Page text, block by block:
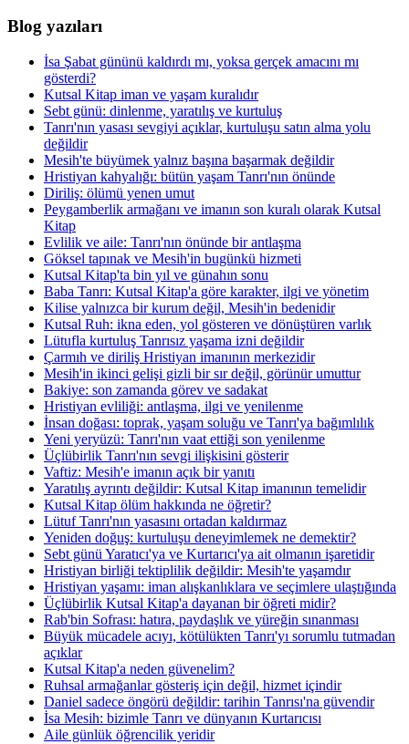
Blog yazıları
İsa Şabat gününü kaldırdı mı, yoksa gerçek amacını mı
gösterdi?
Kutsal Kitap iman ve yaşam kuralıdır
Sebt günü: dinlenme, yaratılış ve kurtuluş
Tanrı'nın yasası sevgiyi açıklar, kurtuluşu satın alma yolu
değildir
Mesih'te büyümek yalnız başına başarmak değildir
Hristiyan kahyalığı: bütün yaşam Tanrı'nın önünde
Diriliş: ölümü yenen umut
Peygamberlik armağanı ve imanın son kuralı olarak Kutsal
Kitap
Evlilik ve aile: Tanrı'nın önünde bir antlaşma
Göksel tapınak ve Mesih'in bugünkü hizmeti
Kutsal Kitap'ta bin yıl ve günahın sonu
Baba Tanrı: Kutsal Kitap'a göre karakter, ilgi ve yönetim
Kilise yalnızca bir kurum değil, Mesih'in bedenidir
Kutsal Ruh: ikna eden, yol gösteren ve dönüştüren varlık
Lütufla kurtuluş Tanrısız yaşama izni değildir
Çarmıh ve diriliş Hristiyan imanının merkezidir
Mesih'in ikinci gelişi gizli bir sır değil, görünür umuttur
Bakiye: son zamanda görev ve sadakat
Hristiyan evliliği: antlaşma, ilgi ve yenilenme
İnsan doğası: toprak, yaşam soluğu ve Tanrı'ya bağımlılık
Yeni yeryüzü: Tanrı'nın vaat ettiği son yenilenme
Üçlübirlik Tanrı'nın sevgi ilişkisini gösterir
Vaftiz: Mesih'e imanın açık bir yanıtı
Yaratılış ayrıntı değildir: Kutsal Kitap imanının temelidir
Kutsal Kitap ölüm hakkında ne öğretir?
Lütuf Tanrı'nın yasasını ortadan kaldırmaz
Yeniden doğuş: kurtuluşu deneyimlemek ne demektir?
Sebt günü Yaratıcı'ya ve Kurtarıcı'ya ait olmanın işaretidir
Hristiyan birliği tektiplilik değildir: Mesih'te yaşamdır
Hristiyan yaşamı: iman alışkanlıklara ve seçimlere ulaştığında
Üçlübirlik Kutsal Kitap'a dayanan bir öğreti midir?
Rab'bin Sofrası: hatıra, paydaşlık ve yüreğin sınanması
Büyük mücadele acıyı, kötülükten Tanrı'yı sorumlu tutmadan
açıklar
Kutsal Kitap'a neden güvenelim?
Ruhsal armağanlar gösteriş için değil, hizmet içindir
Daniel sadece öngörü değildir: tarihin Tanrısı'na güvendir
İsa Mesih: bizimle Tanrı ve dünyanın Kurtarıcısı
Aile günlük öğrencilik yeridir